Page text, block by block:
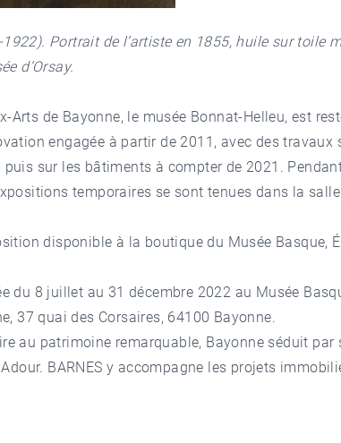
Portrait de l’artiste en 1855, huile sur toile
d’Orsay.
Arts de Bayonne, le musée Bonnat-Helleu, est
engagée à partir de 2011, avec des travaux
sur les bâtiments à compter de 2021.
temporaires se sont tenues dans la salle
disponible à la boutique du Musée Basque,
du 8 juillet au 31 décembre 2022 au Musée
, 37 quai des Corsaires, 64100 Bayonne.
au patrimoine remarquable, Bayonne séduit par
BARNES y accompagne les projets